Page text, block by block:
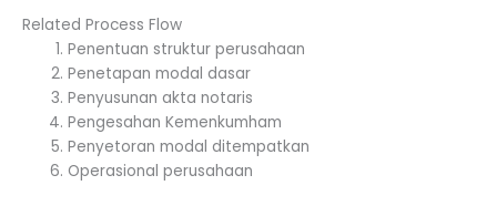
Related Process Flow
Penentuan struktur perusahaan
Penetapan modal dasar
Penyusunan akta notaris
Pengesahan Kemenkumham
Penyetoran modal ditempatkan
Operasional perusahaan